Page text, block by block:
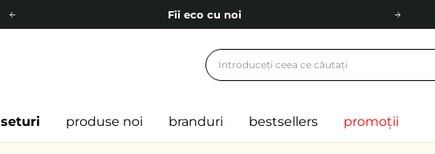
Fii eco cu noi
Livrare mai ieftină pentru comenzile de la 150 RON!
seturi produse noi branduri bestsellers promoții